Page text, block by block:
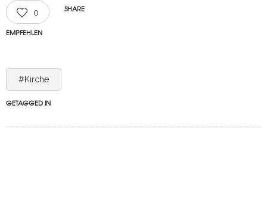
0
EMPFEHLEN
SHARE
#Kirche
GETAGGED IN